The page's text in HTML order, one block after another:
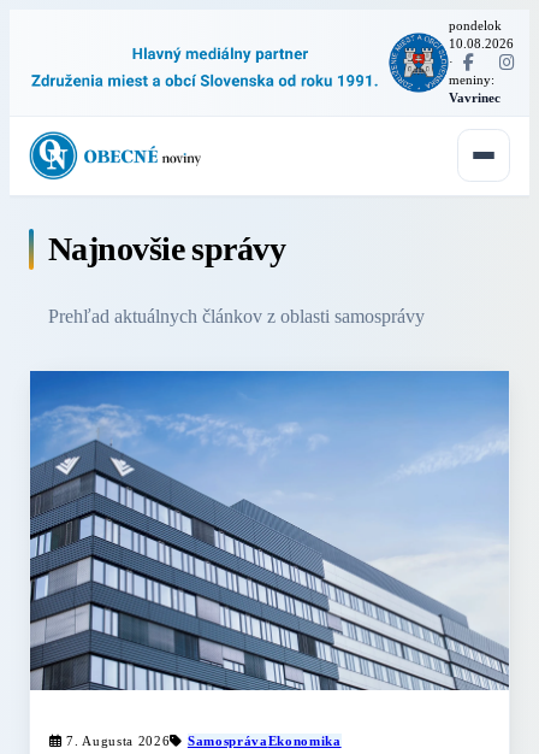
pondelok
10.08.2026
·
meniny:
Vavrinec
Najnovšie správy
Prehľad aktuálnych článkov z oblasti samosprávy
7. Augusta 2026 SamosprávaEkonomika